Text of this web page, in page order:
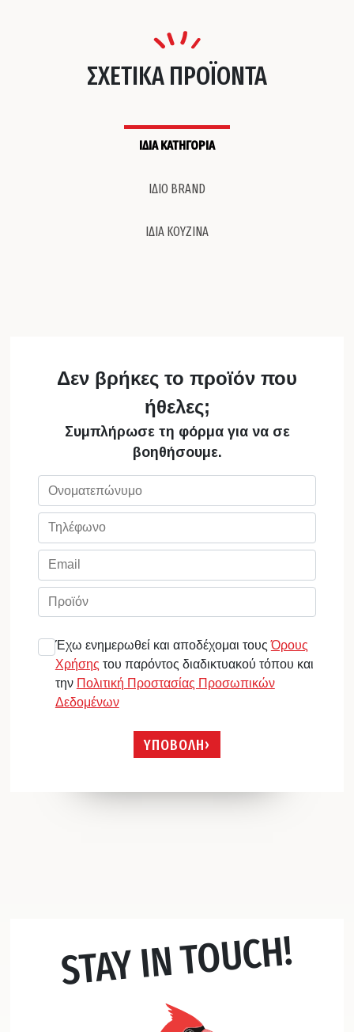
ΣΧΕΤΙΚΑ ΠΡΟΪΟΝΤΑ
ΙΔΙΑ ΚΑΤΗΓΟΡΙΑ
ΙΔΙΟ BRAND
ΙΔΙΑ ΚΟΥΖΙΝΑ
Δεν βρήκες το προϊόν που
ήθελες;
Συμπλήρωσε τη φόρμα για να σε
βοηθήσουμε.
Έχω ενημερωθεί και αποδέχομαι τουςΌρους
Χρήσης του παρόντος διαδικτυακού τόπου και
την Πολιτική Προστασίας Προσωπικών
Δεδομένων
ΥΠΟΒΟΛΗ
STAY IN TOUCH!